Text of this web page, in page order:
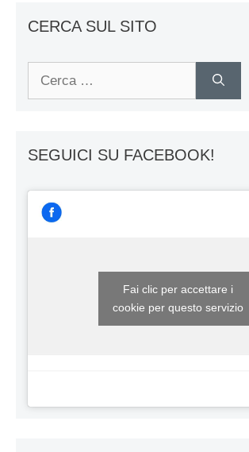
CERCA SUL SITO
Ricerca
SEGUICI SU FACEBOOK!
Fai clic per accettare i
cookie per questo servizio